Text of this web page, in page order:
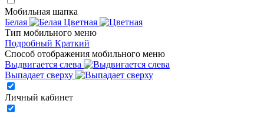
Мобильная шапка
Белая
Цветная
Тип мобильного меню
Подробный Краткий
Способ отображения мобильного меню
Выдвигается слева
Выпадает сверху
Личный кабинет